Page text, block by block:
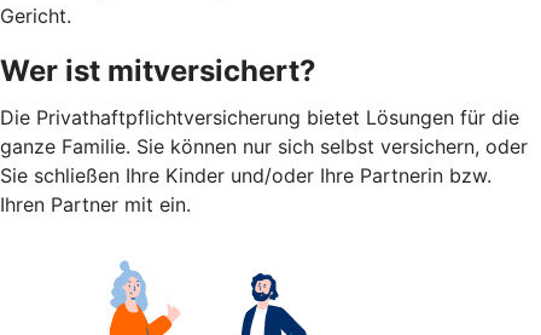
Gericht.
Wer ist mitversichert?
Die Privathaftpflichtversicherung bietet Lösungen für die
ganze Familie. Sie können nur sich selbst versichern, oder
Sie schließen Ihre Kinder und/oder Ihre Partnerin bzw.
Ihren Partner mit ein.